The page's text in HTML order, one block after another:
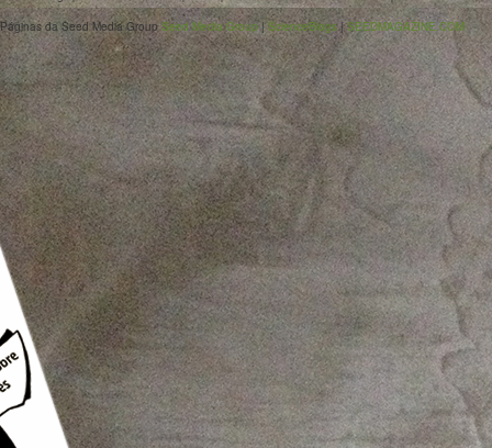
Páginas da Seed Media GroupSeed Media Group|ScienceBlogs|SEEDMAGAZINE.COM